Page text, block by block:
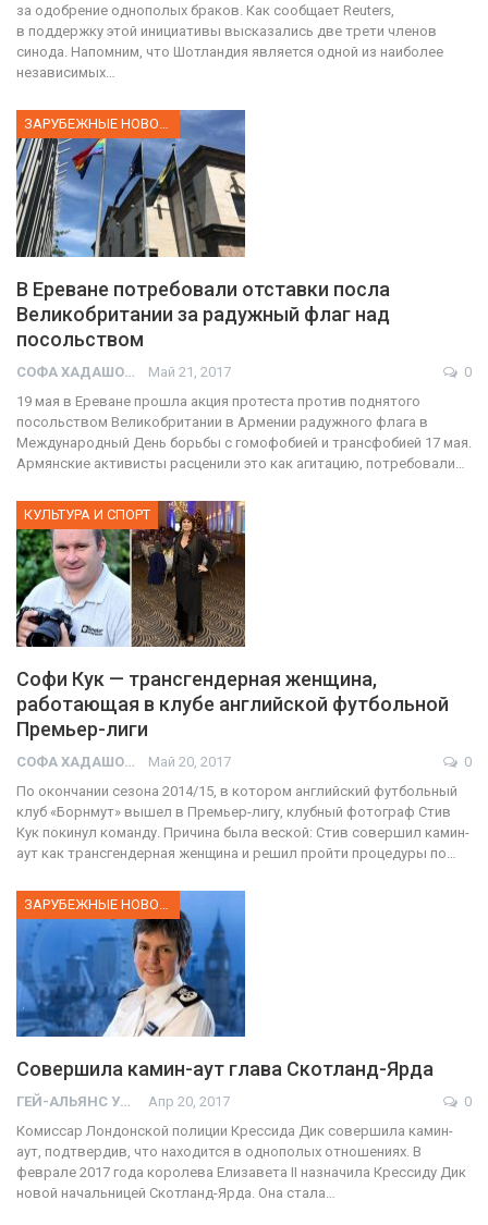
за одобрение однополых браков. Как сообщает Reuters,
в поддержку этой инициативы высказались две трети членов
синода. Напомним, что Шотландия является одной из наиболее
независимых…
ЗАРУБЕЖНЫЕ НОВОСТИ
В Ереване потребовали отставки посла
Великобритании за радужный флаг над
посольством
СОФА ХАДАШОТ Май 21, 2017
0
19 мая в Ереване прошла акция протеста против поднятого
посольством Великобритании в Армении радужного флага в
Международный День борьбы с гомофобией и трансфобией 17 мая.
Армянские активисты расценили это как агитацию, потребовали…
КУЛЬТУРА И СПОРТ
Софи Кук — трансгендерная женщина,
работающая в клубе английской футбольной
Премьер-лиги
СОФА ХАДАШОТ Май 20, 2017
0
По окончании сезона 2014/15, в котором английский футбольный
клуб «Борнмут» вышел в Премьер-лигу, клубный фотограф Стив
Кук покинул команду. Причина была веской: Стив совершил камин-
аут как трансгендерная женщина и решил пройти процедуры по…
ЗАРУБЕЖНЫЕ НОВОСТИ
Совершила камин-аут глава Скотланд-Ярда
ГЕЙ-АЛЬЯНС УКРАИНА Апр 20, 2017
0
Комиссар Лондонской полиции Крессида Дик совершила камин-
аут, подтвердив, что находится в однополых отношениях. В
феврале 2017 года королева Елизавета II назначила Крессиду Дик
новой начальницей Скотланд-Ярда. Она стала…